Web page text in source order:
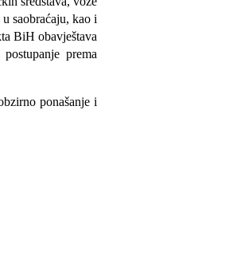
saobraćaju, kao i
BiH obavještava
prema
ponašanje i